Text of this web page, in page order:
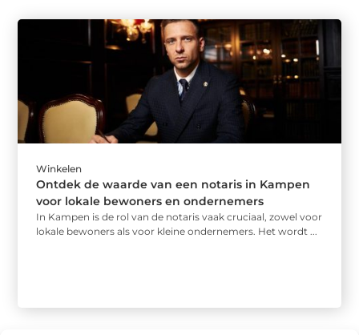
Winkelen
Ontdek de waarde van een notaris in Kampen
voor lokale bewoners en ondernemers
In Kampen is de rol van de notaris vaak cruciaal, zowel voor
lokale bewoners als voor kleine ondernemers. Het wordt ...